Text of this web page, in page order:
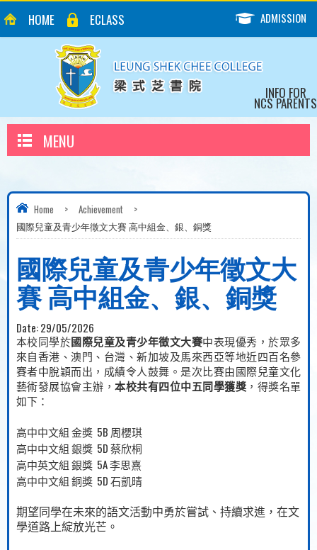
HOME ECLASS ADMISSION
INFO FOR
NCS PARENTS
MENU
Home > Achievement
>
國際兒童及青少年徵文大賽 高中組金、銀、銅獎
國際兒童及青少年徵文大
賽 高中組金、銀、銅獎
Date:29/05/2026
本校同學於國際兒童及青少年徵文大賽中表現優秀，於眾多
來自香港、澳門、台灣、新加坡及馬來西亞等地近四百名參
賽者中脫穎而出，成績令人鼓舞。是次比賽由國際兒童文化
藝術發展協會主辦，本校共有四位中五同學獲獎 ，得獎名單
如下：
高中中文組 金獎 5B 周櫻琪
高中中文組 銀獎 5D 蔡欣桐
高中英文組 銀獎 5A李思熹
高中中文組 銅獎 5D 石凱晴
期望同學在未來的語文活動中勇於嘗試、持續求進，在文
學道路上綻放光芒。